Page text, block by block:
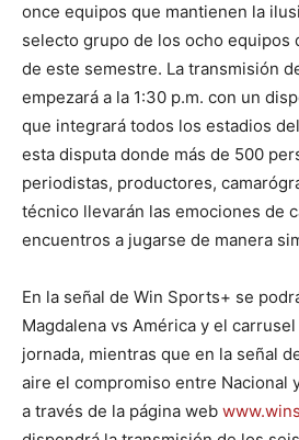
once equipos que mantienen la
selecto grupo de los ocho equipos
de este semestre. La transmisión
empezará a la 1:30 p.m. con un
que integrará todos los estadios
esta disputa donde más de 500
periodistas, productores,
técnico llevarán las emociones de
encuentros a jugarse de manera
En la señal de Win Sports+ se
Magdalena vs América y el
jornada, mientras que en la señal
aire el compromiso entre Nacional
a través de la página web